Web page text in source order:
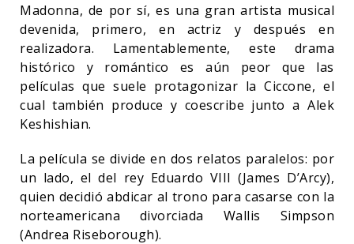
Madonna, de por sí, es una gran artista musical
devenida, primero, en actriz y después en
realizadora. Lamentablemente, este drama
histórico y romántico es aún peor que las
películas que suele protagonizar la Ciccone, el
cual también produce y coescribe junto a Alek
Keshishian.
La película se divide en dos relatos paralelos: por
un lado, el del rey Eduardo VIII (James D’Arcy),
quien decidió abdicar al trono para casarse con la
norteamericana divorciada Wallis Simpson
(Andrea Riseborough).